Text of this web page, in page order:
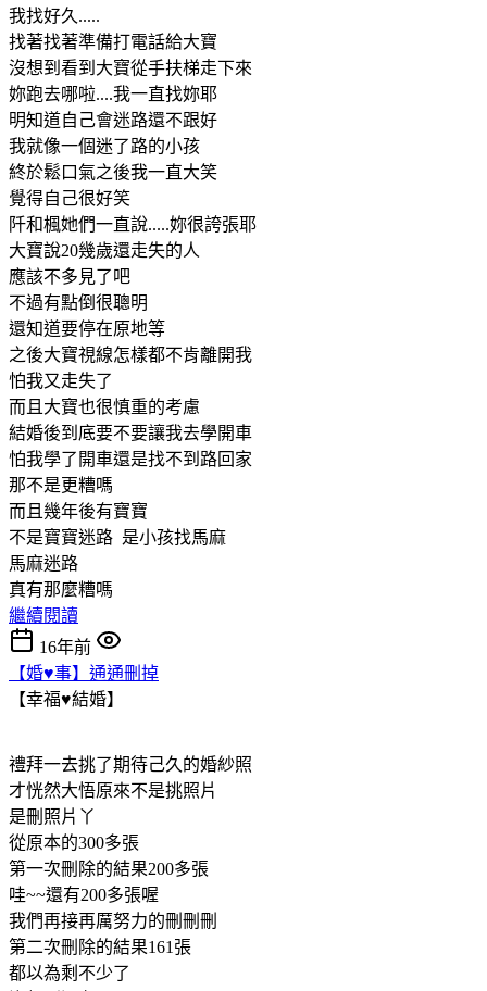
我找好久.....
找著找著準備打電話給大寶
沒想到看到大寶從手扶梯走下來
妳跑去哪啦....我一直找妳耶
明知道自己會迷路還不跟好
我就像一個迷了路的小孩
終於鬆口氣之後我一直大笑
覺得自己很好笑
阡和楓她們一直說.....妳很誇張耶
大寶說20幾歲還走失的人
應該不多見了吧
不過有點倒很聰明
還知道要停在原地等
之後大寶視線怎樣都不肯離開我
怕我又走失了
而且大寶也很慎重的考慮
結婚後到底要不要讓我去學開車
怕我學了開車還是找不到路回家
那不是更糟嗎
而且幾年後有寶寶
不是寶寶迷路 是小孩找馬麻
馬麻迷路
真有那麼糟嗎
繼續閱讀
16年前
【婚♥事】通通刪掉
【幸福♥結婚】
禮拜一去挑了期待己久的婚紗照
才恍然大悟原來不是挑照片
是刪照片丫
從原本的300多張
第一次刪除的結果200多張
哇~~還有200多張喔
我們再接再厲努力的刪刪刪
第二次刪除的結果161張
都以為剩不少了